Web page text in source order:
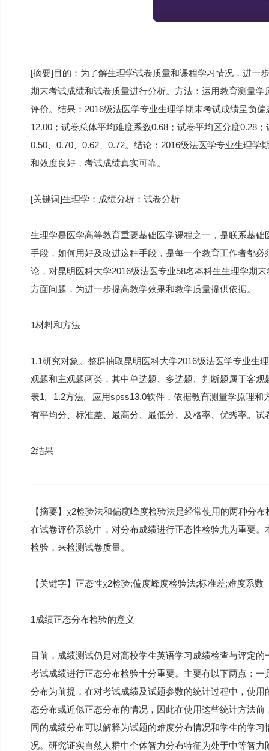
[摘要]目的：为了解生理学试卷质量和课程学习情况，进一
期末考试成绩和试卷质量进行分析。方法：运用教育测量
评价。结果：2016级法医学专业生理学期末考试成绩呈负
12.00；试卷总体平均难度系数0.68；试卷平均区分度0.28
0.50、0.70、0.62、0.72。结论：2016级法医学专业生理
和效度良好，考试成绩真实可靠。
[关键词]生理学；成绩分析；试卷分析
生理学是医学高等教育重要基础医学课程之一，是联系基
手段，如何用好及改进这种手段，是每一个教育工作者都
论，对昆明医科大学2016级法医专业58名本科生生理学期
方面问题，为进一步提高教学效果和教学质量提供依据。
1材料和方法
1.1研究对象。整群抽取昆明医科大学2016级法医学专业生
观题和主观题两类，其中单选题、多选题、判断题属于客
表1。1.2方法。应用spss13.0软件，依据教育测量学原理
有平均分、标准差、最高分、最低分、及格率、优秀率。
2结果
【摘要】χ2检验法和偏度峰度检验法是经常使用的两种分
在试卷评价系统中，对分布成绩进行正态性检验尤为重要
检验，来检测试卷质量。
【关键字】正态性χ2检验;偏度峰度检验法;标准差;难度系数
1成绩正态分布检验的意义
目前，成绩测试仍是对高校学生英语学习成绩检查与评定
考试成绩进行正态分布检验十分重要。主要有以下两点：
分布为前提，在对考试成绩及试题参数的统计过程中，使
态分布或近似正态分布的情况，因此在使用这些统计方法
同的成绩分布可以解释为试题的难度分布情况和学生的学
况。研究证实自然人群中个体智力分布特征为处于中等智